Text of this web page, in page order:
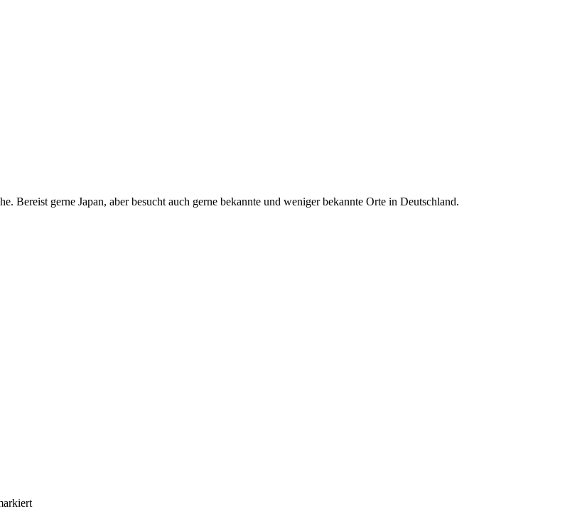
Bereist gerne Japan, aber besucht auch gerne bekannte und weniger bekannte Orte in Deutschland.